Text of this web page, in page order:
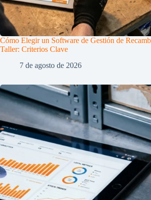
Cómo Elegir un Software de Gestión de
Taller: Criterios Clave
7 de agosto de 2026